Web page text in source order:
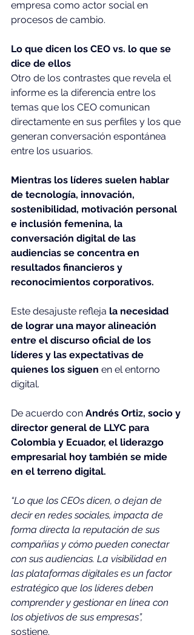
empresa como actor social en
procesos de cambio.
Lo que dicen los CEO vs. lo que se
dice de ellos
Otro de los contrastes que revela el
informe es la diferencia entre los
temas que los CEO comunican
directamente en sus perfiles y los que
generan conversación espontánea
entre los usuarios.
Mientras los líderes suelen hablar
de tecnología, innovación,
sostenibilidad, motivación personal
e inclusión femenina, la
conversación digital de las
audiencias se concentra en
resultados financieros y
reconocimientos corporativos.
Este desajuste refleja la necesidad
de lograr una mayor alineación
entre el discurso oficial de los
líderes y las expectativas de
quienes los siguen en el entorno
digital.
De acuerdo con Andrés Ortiz, socio y
director general de LLYC para
Colombia y Ecuador, el liderazgo
empresarial hoy también se mide
en el terreno digital.
“Lo que los CEOs dicen, o dejan de
decir en redes sociales, impacta de
forma directa la reputación de sus
compañías y cómo pueden conectar
con sus audiencias. La visibilidad en
las plataformas digitales es un factor
estratégico que los líderes deben
comprender y gestionar en línea con
los objetivos de sus empresas”,
sostiene.